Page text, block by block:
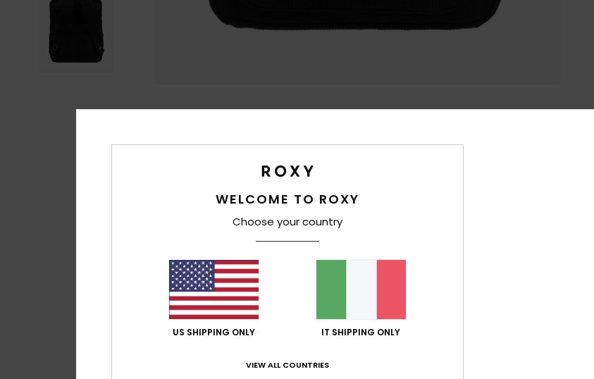
WELCOME TO ROXY
Choose your country
US SHIPPING ONLY IT SHIPPING ONLY
VIEW ALL COUNTRIES